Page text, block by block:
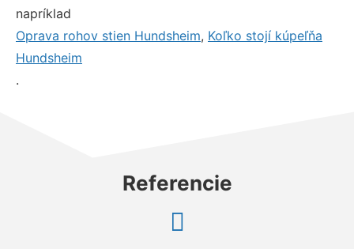
napríklad
Oprava rohov stien Hundsheim, Koľko stojí kúpeľňa
Hundsheim
.
Referencie